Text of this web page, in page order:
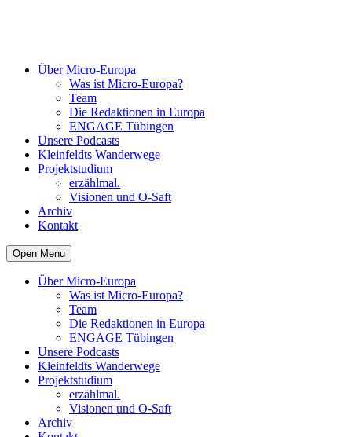
Über Micro-Europa
Was ist Micro-Europa?
Team
Die Redaktionen in Europa
ENGAGE Tübingen
Unsere Podcasts
Kleinfeldts Wanderwege
Projektstudium
erzählmal.
Visionen und O-Saft
Archiv
Kontakt
Open Menu
Über Micro-Europa
Was ist Micro-Europa?
Team
Die Redaktionen in Europa
ENGAGE Tübingen
Unsere Podcasts
Kleinfeldts Wanderwege
Projektstudium
erzählmal.
Visionen und O-Saft
Archiv